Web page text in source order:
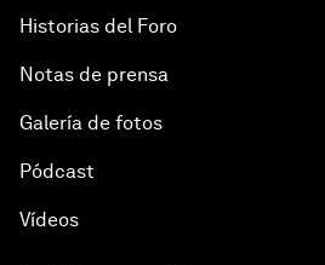
Historias del Foro
Notas de prensa
Galería de fotos
Pódcast
Vídeos